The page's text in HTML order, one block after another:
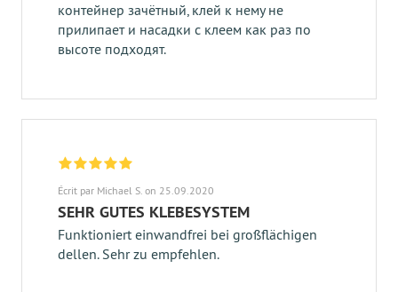
контейнер зачётный, клей к нему не
прилипает и насадки с клеем как раз по
высоте подходят.
Écrit par Michael S. on 25.09.2020
SEHR GUTES KLEBESYSTEM
Funktioniert einwandfrei bei großflächigen
dellen. Sehr zu empfehlen.